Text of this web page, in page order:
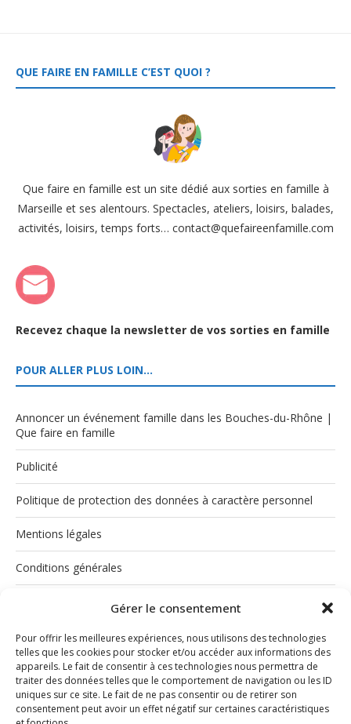
Gérer le consentement
Pour offrir les meilleures expériences, nous utilisons des technologies
telles que les cookies pour stocker et/ou accéder aux informations des
appareils. Le fait de consentir à ces technologies nous permettra de
traiter des données telles que le comportement de navigation ou les ID
uniques sur ce site. Le fait de ne pas consentir ou de retirer son
consentement peut avoir un effet négatif sur certaines caractéristiques
QUE FAIRE EN FAMILLE C’EST QUOI ?
Que faire en famille est un site dédié aux sorties en famille à
Marseille et ses alentours. Spectacles, ateliers, loisirs, balades,
activités, loisirs, temps forts… contact@quefaireenfamille.com
Recevez chaque la newsletter de vos sorties en famille
POUR ALLER PLUS LOIN…
Annoncer un événement famille dans les Bouches-du-Rhône |
Que faire en famille
Publicité
Politique de protection des données à caractère personnel
Mentions légales
Conditions générales
Politique de cookies (UE)